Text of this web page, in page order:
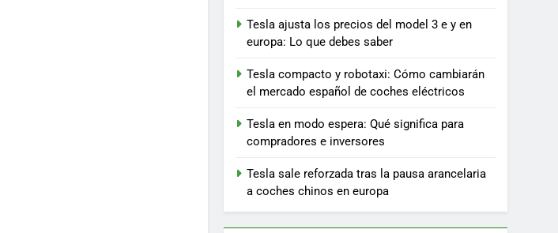
Tesla ajusta los precios del model 3 e y en
europa: Lo que debes saber
Tesla compacto y robotaxi: Cómo cambiarán
el mercado español de coches eléctricos
Tesla en modo espera: Qué significa para
compradores e inversores
Tesla sale reforzada tras la pausa arancelaria
a coches chinos en europa